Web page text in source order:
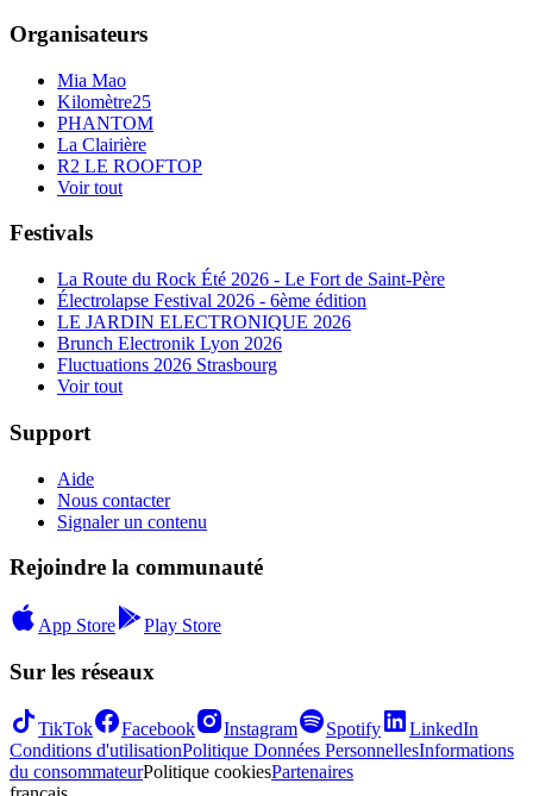
Organisateurs
Mia Mao
Kilomètre25
PHANTOM
La Clairière
R2 LE ROOFTOP
Voir tout
Festivals
La Route du Rock Été 2026 - Le Fort de Saint-Père
Électrolapse Festival 2026 - 6ème édition
LE JARDIN ELECTRONIQUE 2026
Brunch Electronik Lyon 2026
Fluctuations 2026 Strasbourg
Voir tout
Support
Aide
Nous contacter
Signaler un contenu
Rejoindre la communauté
App Store Play Store
Sur les réseaux
TikTok Facebook Instagram Spotify
LinkedIn
Conditions d'utilisationPolitique Données PersonnellesInformations
du consommateurPolitique cookiesPartenaires